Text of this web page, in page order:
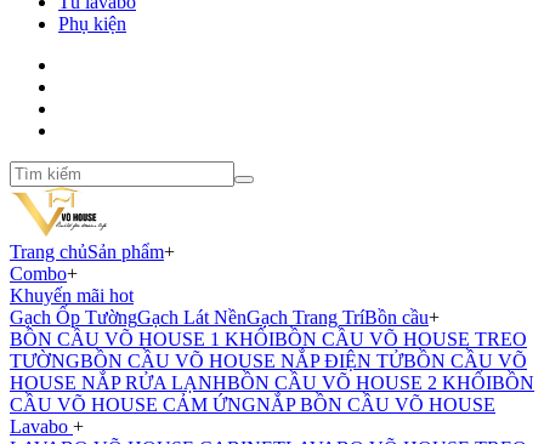
Phụ kiện
Trang chủSản phẩm+
Combo+
Khuyến mãi hot
Gạch Ốp TườngGạch Lát NềnGạch Trang TríBồn cầu+
BỒN CẦU VÕ HOUSE 1 KHỐIBỒN CẦU VÕ HOUSE TREO
TƯỜNGBỒN CẦU VÕ HOUSE NẮP ĐIỆN TỬBỒN CẦU VÕ
HOUSE NẮP RỬA LẠNHBỒN CẦU VÕ HOUSE 2 KHỐIBỒN
CẦU VÕ HOUSE CẢM ỨNGNẮP BỒN CẦU VÕ HOUSE
Lavabo +